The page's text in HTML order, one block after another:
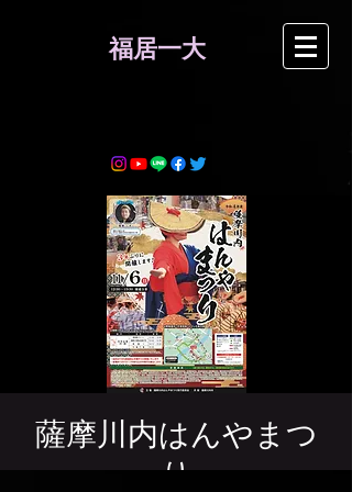
​福居一大
薩摩川内はんやまつ
り